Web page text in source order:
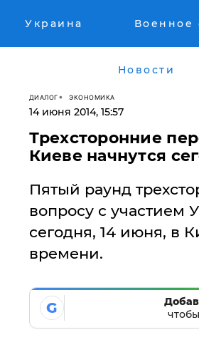
Украина Военное
Новости
ДИАЛОГ ЭКОНОМИКА
14 июня 2014, 15:57
Трехсторонние
Киеве начнутся
Пятый раунд
вопросу с участием
сегодня, 14 июня, в
времени.
G